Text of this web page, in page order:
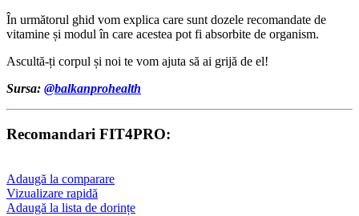
În următorul ghid vom explica care sunt dozele recomandate de
vitamine și modul în care acestea pot fi absorbite de organism.
Ascultă-ți corpul și noi te vom ajuta să ai grijă de el!
Sursa: @balkanprohealth
Recomandari FIT4PRO:
Adaugă la comparare
Vizualizare rapidă
Adaugă la lista de dorințe